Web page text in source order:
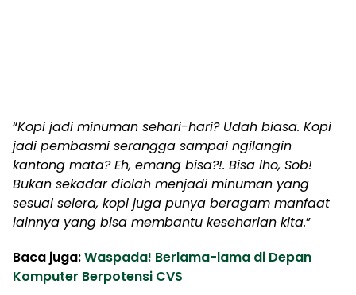
“Kopi jadi minuman sehari-hari? Udah biasa. Kopi
jadi pembasmi serangga sampai ngilangin
kantong mata? Eh, emang bisa?!. Bisa lho, Sob!
Bukan sekadar diolah menjadi minuman yang
sesuai selera, kopi juga punya beragam manfaat
lainnya yang bisa membantu keseharian kita.”
Baca juga:Waspada! Berlama-lama di Depan
Komputer Berpotensi CVS